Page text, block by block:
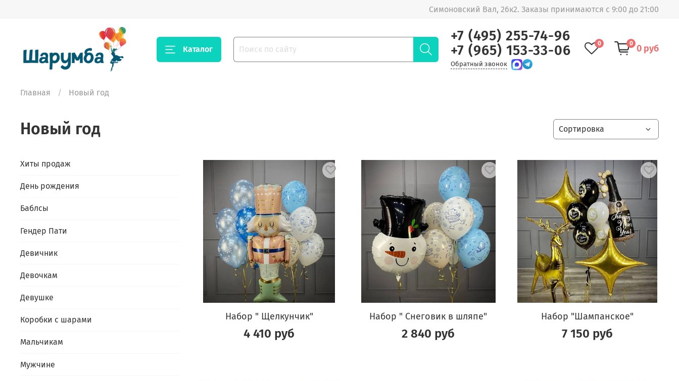
Симоновский Вал, 26к2. Заказы принимаются с 9:00 до 21:00
Каталог
+7 (495) 255-74-96
+7 (965) 153-33-06
Обратный звонок
0 0 0 руб
Главная Новый год
Новый год
Набор " Щелкунчик"
4 410 руб
Набор " Снеговик в шляпе"
2 840 руб
Набор "Шампанское"
7 150 руб
Хиты продаж
День рождения
Баблсы
Гендер Пати
Девичник
Девочкам
Девушке
Коробки с шарами
Мальчикам
Мужчине